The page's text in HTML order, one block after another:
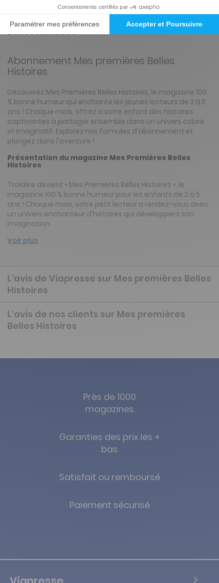
Présentation du magazine Mes premières
Belles Histoires
Abonnement Mes premières Belles
Histoires
Découvrez Mes Premières Belles Histoires, le magazine 100
% bonne humeur qui enchante les jeunes lecteurs de 2 à 5
ans ! Chaque mois, offrez à votre enfant des histoires
captivantes à partager ensemble dans un univers coloré
et imaginatif. Explorez nos formules d'abonnement et
plongez dans l'aventure !
Présentation du magazine Mes Premières Belles
Histoires
Tralalire devient « Mes Premières Belles Histoires », le
magazine 100 % bonne humeur pour les enfants de 2 à 5
ans ! Chaque mois, votre petit lecteur a rendez-vous avec
un univers enchanteur d'histoires qui développent son
imagination.
Voir plus
L'avis de Viapresse sur Mes premières Belles
Histoires
L'avis de nos clients sur Mes premières
Belles Histoires
Près de 1000
magazines
Garanties des prix les +
bas
Satisfait ou remboursé
Paiement sécurisé